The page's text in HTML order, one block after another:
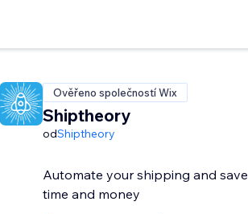
Ověřeno společností Wix
Shiptheory
odShiptheory
Automate your shipping and save
time and money